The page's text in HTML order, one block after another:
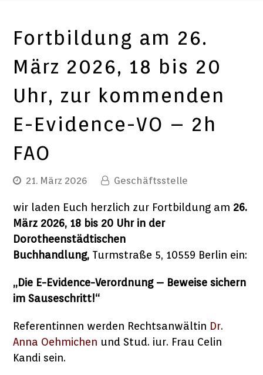
Fortbildung am 26.
März 2026, 18 bis 20
Uhr, zur kommenden
E-Evidence-VO – 2h
FAO
21. März 2026 Geschäftsstelle
wir laden Euch herzlich zur Fortbildung am 26.
März 2026, 18 bis 20 Uhr in der
Dorotheenstädtischen
Buchhandlung, Turmstraße 5, 10559 Berlin ein:
„Die E-Evidence-Verordnung – Beweise sichern
im Sauseschritt!“
Referentinnen werden Rechtsanwältin Dr.
Anna Oehmichen und Stud. iur. Frau Celin
Kandi sein.